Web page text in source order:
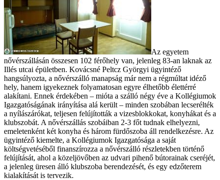
Az egyetem
nővérszállásán összesen 102 férőhely van, jelenleg 83-an laknak az
Illés utcai épületben. Kovácsné Peltcz Györgyi ügyintéző
hangsúlyozta, a nővérszálló manapság már nem a régmúltat idéző
hely, hanem igyekeznek folyamatosan egyre élhetőbb élettérré
alakítani. Ennek érdekében – mióta a szálló négy éve a Kollégiumok
Igazgatóságának irányítása alá került – minden szobában lecserélték
a nyílászárókat, teljesen felújították a vizesblokkokat, konyhákat és a
klubszobát. A nővérszállás szobáiban 2-3 főt tudnak elhelyezni,
emeletenként két konyha és három fürdőszoba áll rendelkezésre. Az
ügyintéző kiemelte, a Kollégiumok Igazgatósága a saját
költségvetéséből finanszírozza a nővérszálló részletekben történő
felújítását, ahol a közeljövőben az udvari pihenő bútorainak cseréjét,
a jelenleg üresen álló klubszoba berendezését, és egy edzőterem
kialakítását is tervezik.